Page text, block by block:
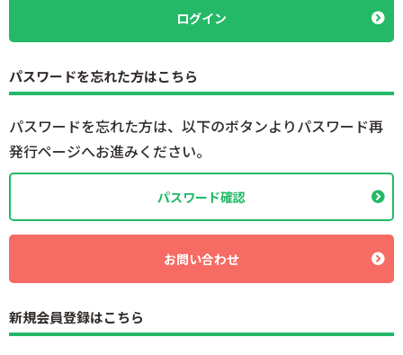
ログイン
新規会員登録はこちら
パスワードを忘れた方はこちら
パスワードを忘れた方は、以下のボタンよりパスワード再
発行ページへお進みください。
パスワード確認
お問い合わせ